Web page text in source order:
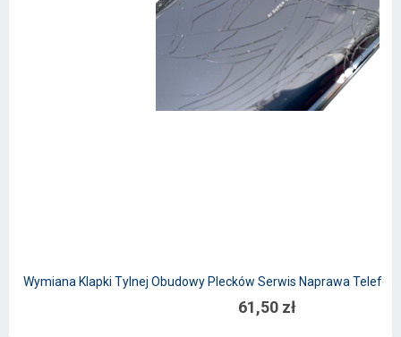
Wymiana Klapki Tylnej Obudowy Plecków Serwis Naprawa
61,50 zł